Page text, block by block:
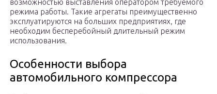
возможностью выставления оператором требуемого
режима работы. Такие агрегаты преимущественно
эксплуатируются на больших предприятиях, где
необходим бесперебойный длительный режим
использования.
Особенности выбора
автомобильного компрессора